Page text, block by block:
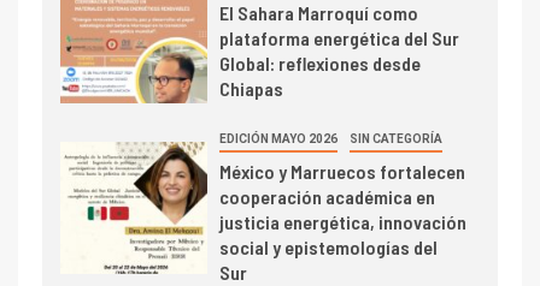
El Sahara Marroquí como
plataforma energética del Sur
Global: reflexiones desde
Chiapas
EDICIÓN MAYO 2026 SIN CATEGORÍA
México y Marruecos fortalecen
cooperación académica en
justicia energética, innovación
social y epistemologías del
Sur